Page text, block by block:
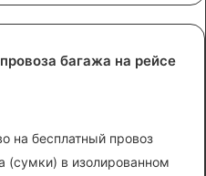
багажа на рейсе
на бесплатный провоз
(сумки) в изолированном